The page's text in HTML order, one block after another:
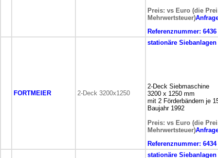
Preis: vs Euro (die
Mehrwertsteuer)
Referenznummer: 6436
FORTMEIER 2-Deck 3200x1250
stationäre Siebanlagen
2-Deck Siebmaschine
3200 x 1250 mm
mit 2 Förderbändern je
Baujahr 1992
Preis: vs Euro (die
Mehrwertsteuer)
Referenznummer: 6434
stationäre Siebanlagen